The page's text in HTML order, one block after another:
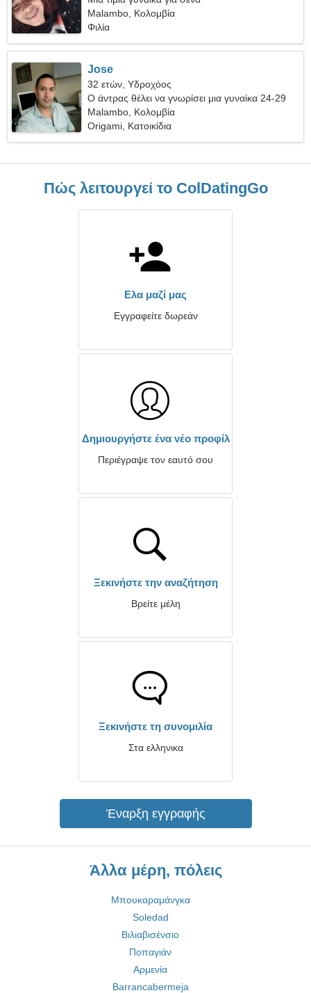
Malambo, Κολομβία
Φιλία
Jose
32 ετών, Υδροχόος
Ο άντρας θέλει να γνωρίσει μια γυναίκα 24-29
Malambo, Κολομβία
Origami, Κατοικίδια
Πώς λειτουργεί το ColDatingGo
Ελα μαζί μας
Εγγραφείτε δωρεάν
Δημιουργήστε ένα νέο προφίλ
Περιέγραψε τον εαυτό σου
Ξεκινήστε την αναζήτηση
Βρείτε μέλη
Ξεκινήστε τη συνομιλία
Στα ελληνικα
Έναρξη εγγραφής
Άλλα μέρη, πόλεις
Μπουκαραμάνγκα
Soledad
Βιλιαβισένσιο
Ποπαγιάν
Αρμενία
Barrancabermeja